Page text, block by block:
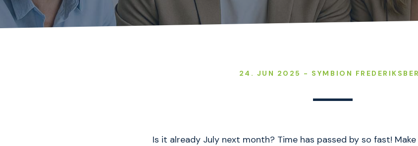
24. JUN 2025 - SYMBION
Is it already July next month? Time has passed by so fast!